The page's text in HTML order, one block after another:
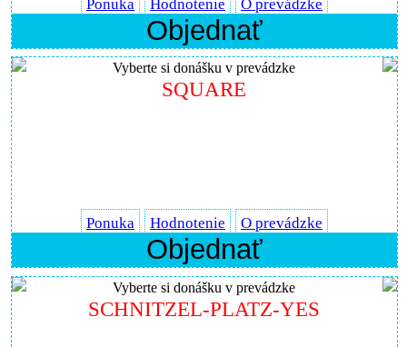
Ponuka Hodnotenie O prevádzke
Objednať
Vyberte si donášku v prevádzke
SQUARE
Ponuka Hodnotenie O prevádzke
Objednať
Vyberte si donášku v prevádzke
SCHNITZEL-PLATZ-YES